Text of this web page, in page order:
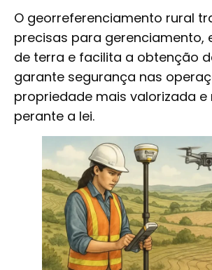
O georreferenciamento rural
precisas para gerenciamento,
de terra e facilita a obtenção
garante segurança nas
propriedade mais valorizada e
perante a lei.